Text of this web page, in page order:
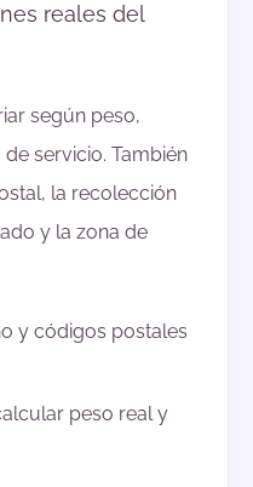
reales del
según peso,
servicio. También
la recolección
y la zona de
y códigos postales
peso real y